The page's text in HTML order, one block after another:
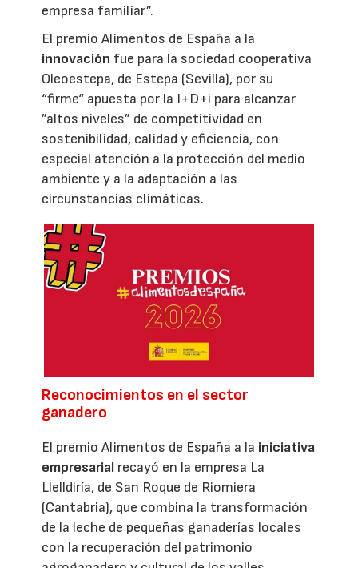
empresa familiar”.
El premio Alimentos de España a la
innovación fue para la sociedad cooperativa
Oleoestepa, de Estepa (Sevilla), por su
“firme“ apuesta por la I+D+i para alcanzar
”altos niveles” de competitividad en
sostenibilidad, calidad y eficiencia, con
especial atención a la protección del medio
ambiente y a la adaptación a las
circunstancias climáticas.
Reconocimientos en el sector
ganadero
El premio Alimentos de España a la iniciativa
empresarial recayó en la empresa La
Llelldiría, de San Roque de Riomiera
(Cantabria), que combina la transformación
de la leche de pequeñas ganaderías locales
con la recuperación del patrimonio